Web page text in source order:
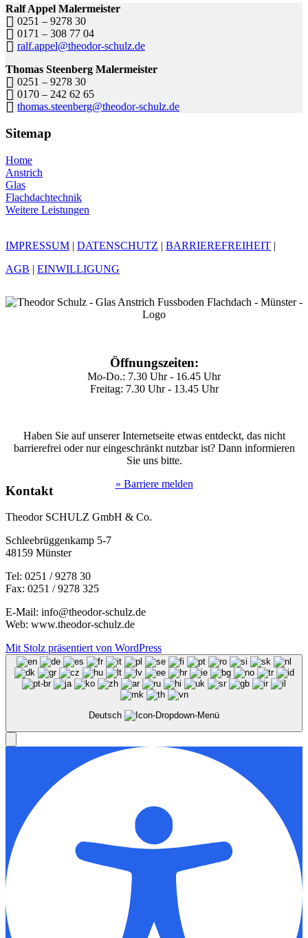
Ralf Appel Malermeister
0251 – 9278 30
0171 – 308 77 04
ralf.appel@theodor-schulz.de
Thomas Steenberg Malermeister
0251 – 9278 30
0170 – 242 62 65
thomas.steenberg@theodor-schulz.de
Sitemap
Home
Anstrich
Glas
Flachdachtechnik
Weitere Leistungen
IMPRESSUM | DATENSCHUTZ | BARRIEREFREIHEIT |
AGB | EINWILLIGUNG
Öffnungszeiten:
Mo-Do.: 7.30 Uhr - 16.45 Uhr
Freitag: 7.30 Uhr - 13.45 Uhr
Haben Sie auf unserer Internetseite etwas entdeckt, das nicht
barrierefrei oder nur eingeschränkt nutzbar ist? Dann informieren
Sie uns bitte.
» Barriere melden
Kontakt
Theodor SCHULZ GmbH & Co.
Schleebrüggenkamp 5-7
48159 Münster
Tel: 0251 / 9278 30
Fax: 0251 / 9278 325
E-Mail: info@theodor-schulz.de
Web: www.theodor-schulz.de
Mit Stolz präsentiert von WordPress
Deutsch